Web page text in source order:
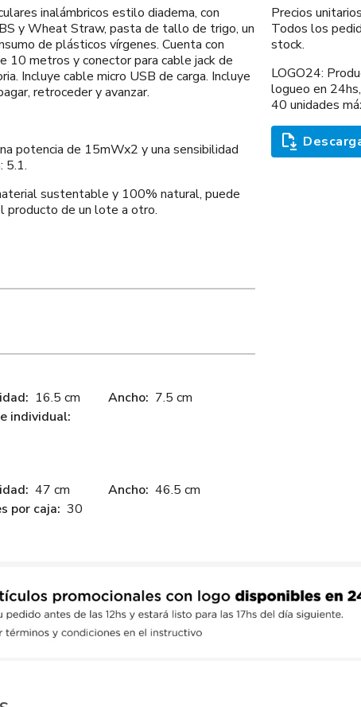
inalámbricos estilo diadema, con
y Wheat Straw, pasta de tallo de trigo, un
de plásticos vírgenes. Cuenta con
10 metros y conector para cable jack de
Incluye cable micro USB de carga. Incluye
retroceder y avanzar.
potencia de 15mWx2 y una sensibilidad
5.1.
sustentable y 100% natural, puede
producto de un lote a otro.
16.5 cm
individual:
Ancho: 7.5 cm
47 cm
por caja: 30
Ancho: 46.5 cm
Precios
Todos los
stock.
LOGO24:
logueo en
40 unidades